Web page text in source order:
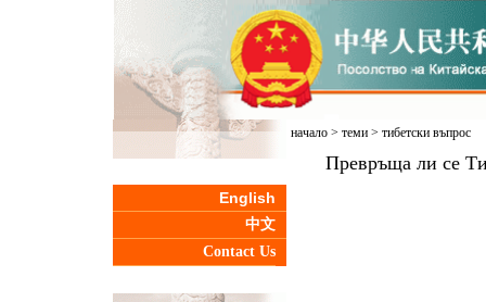
English
中文
Contact Us
начало> теми> тибетски въпрос
Превръща ли се